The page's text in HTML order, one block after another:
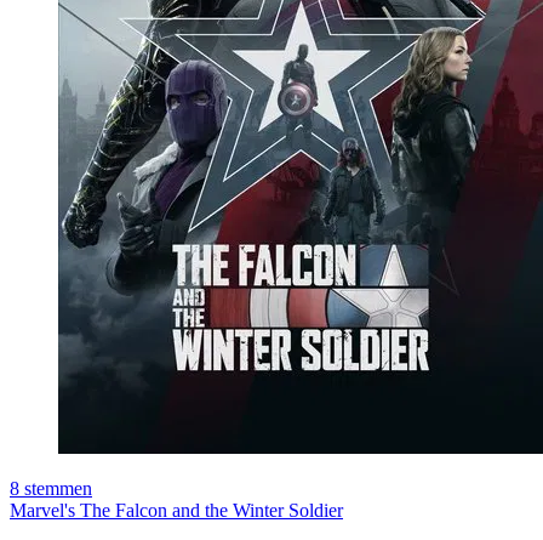
8 stemmen
Marvel's The Falcon and the Winter Soldier